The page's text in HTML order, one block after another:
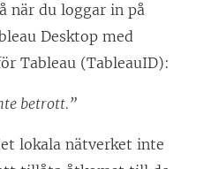
p
n
a
e
när du loggar in på
Desktop med
Tableau (TableauID):
betrott.”
lokala nätverket inte